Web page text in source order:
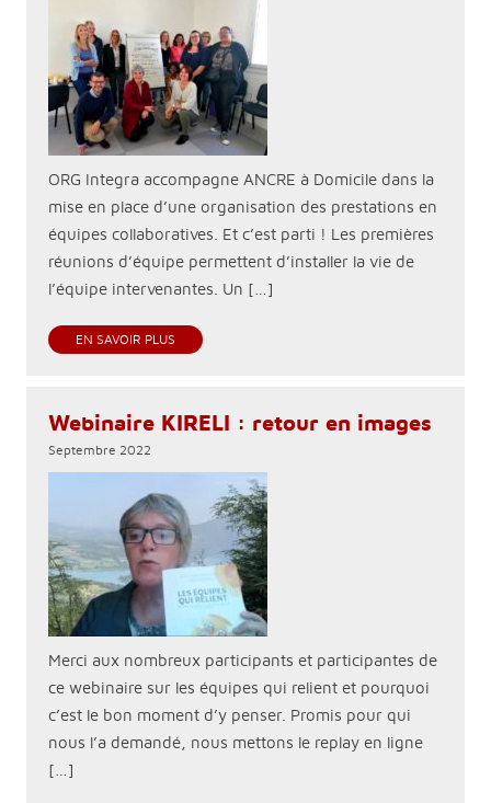
ORG Integra accompagne ANCRE à Domicile dans la
mise en place d’une organisation des prestations en
équipes collaboratives. Et c’est parti ! Les premières
réunions d’équipe permettent d’installer la vie de
l’équipe intervenantes. Un […]
EN SAVOIR PLUS
Webinaire KIRELI : retour en images
Septembre 2022
Merci aux nombreux participants et participantes de
ce webinaire sur les équipes qui relient et pourquoi
c’est le bon moment d’y penser. Promis pour qui
nous l’a demandé, nous mettons le replay en ligne
[…]